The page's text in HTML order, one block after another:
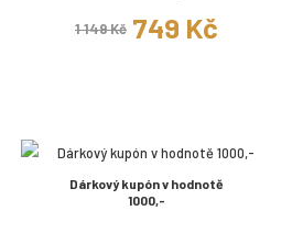
1 149 Kč 749 Kč
Dárkový kupón v hodnotě
1000,-